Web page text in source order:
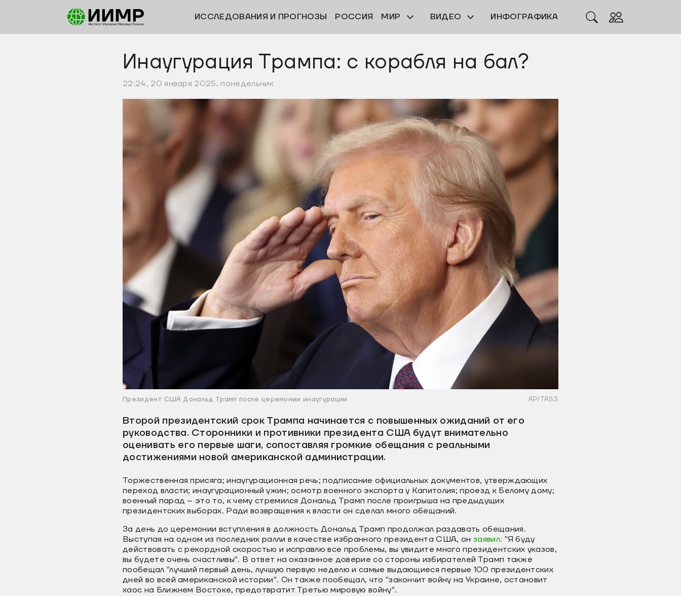
ИССЛЕДОВАНИЯ И ПРОГНОЗЫ РОССИЯ МИР ВИДЕО ИНФОГРАФИКА
Инаугурация Трампа: с корабля на бал?
22:24, 20 января 2025, понедельник
Президент США Дональд Трамп после церемонии инаугурации AP/TASS
Второй президентский срок Трампа начинается с повышенных ожиданий от его
руководства. Сторонники и противники президента США будут внимательно
оценивать его первые шаги, сопоставляя громкие обещания с реальными
достижениями новой американской администрации.
Торжественная присяга; инаугурационная речь; подписание официальных документов, утверждающих
переход власти; инаугурационный ужин; осмотр военного экспорта у Капитолия; проезд к Белому дому;
военный парад – это то, к чему стремился Дональд Трамп после проигрыша на предыдущих
президентских выборах. Ради возвращения к власти он сделал много обещаний.
За день до церемонии вступления в должность Дональд Трамп продолжал раздавать обещания.
Выступая на одном из последних ралли в качестве избранного президента США, он заявил: "Я буду
действовать с рекордной скоростью и исправлю все проблемы, вы увидите много президентских указов,
вы будете очень счастливы". В ответ на оказанное доверие со стороны избирателей Трамп также
пообещал "лучший первый день, лучшую первую неделю и самые выдающиеся первые 100 президентских
дней во всей американской истории". Он также пообещал, что "закончит войну на Украине, остановит
хаос на Ближнем Востоке, предотвратит Третью мировую войну".